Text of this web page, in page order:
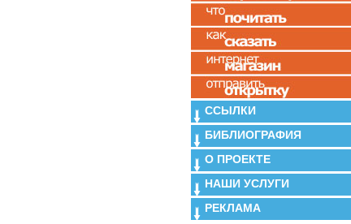
ССЫЛКИ
БИБЛИОГРАФИЯ
О ПРОЕКТЕ
НАШИ УСЛУГИ
РЕКЛАМА